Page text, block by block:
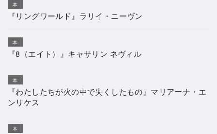
本
『リングワールド』ラリイ・ニーヴン
本
『8（エイト）』キャサリン ネヴィル
本
『わたしたちが火の中で失くしたもの』マリアーナ・エ
ンリケス
本